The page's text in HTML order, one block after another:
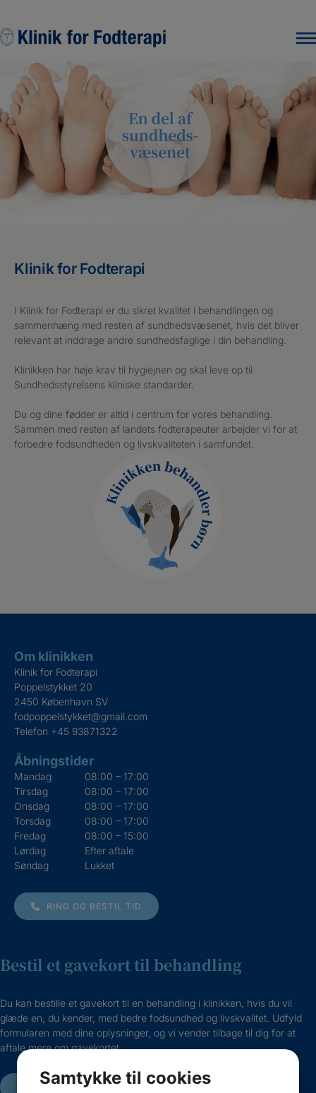
indholdet
Klinik for Fodterapi
I Klinik for Fodterapi er du sikret kvalitet i behandlingen og
sammenhæng med resten af sundhedsvæsenet, hvis det bliver
relevant at inddrage andre sundhedsfaglige i din behandling.
Klinikken har høje krav til hygiejnen og skal leve op til
Sundhedsstyrelsens kliniske standarder.
Du og dine fødder er altid i centrum for vores behandling.
Sammen med resten af landets fodterapeuter arbejder vi for at
forbedre fodsundheden og livskvaliteten i samfundet.
Om klinikken
Klinik for Fodterapi
Poppelstykket 20
2450 København SV
fodpoppelstykket@gmail.com
Telefon +45 93871322
Åbningstider
Mandag
08:00 – 17:00
Tirsdag
08:00 – 17:00
Onsdag
08:00 – 17:00
Torsdag
08:00 – 17:00
Fredag
08:00 – 15:00
Lørdag
Efter aftale
Søndag
Lukket
RING OG BESTIL TID
Bestil et gavekort til behandling
Du kan bestille et gavekort til en behandling i klinikken, hvis du vil
glæde en, du kender, med bedre fodsundhed og livskvalitet. Udfyld
formularen med dine oplysninger, og vi vender tilbage til dig for at
aftale mere om gavekortet.
BESTIL GAVEKORT
Samtykke til cookies